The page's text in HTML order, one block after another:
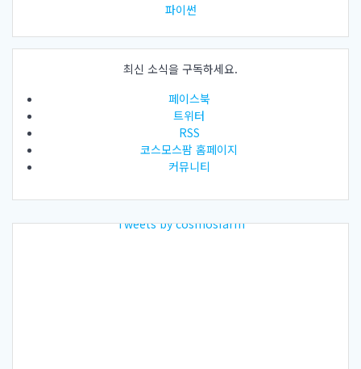
파이썬
최신 소식을 구독하세요.
페이스북
트위터
RSS
코스모스팜 홈페이지
커뮤니티
Tweets by cosmosfarm